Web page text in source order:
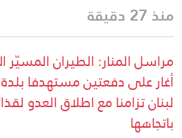
منذ 27 دقيقة
مراسل المنار: الطيران المسيّر
أغار على دفعتين مستهدفا
لبنان تزامنا مع اطلاق العدو
باتجاهها